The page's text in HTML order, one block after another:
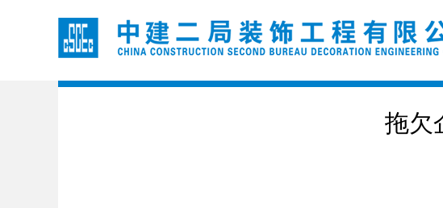
拖欠